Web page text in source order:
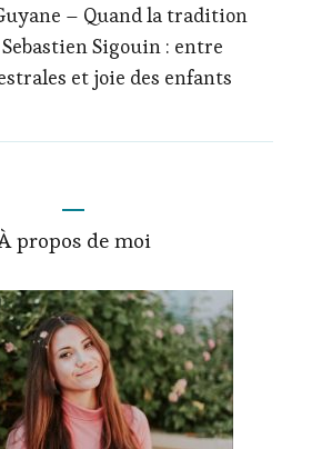
– Quand la tradition
Sigouin : entre
et joie des enfants
propos de moi